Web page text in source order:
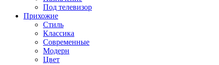
Под телевизор
Прихожие
Стиль
Классика
Современные
Модерн
Цвет